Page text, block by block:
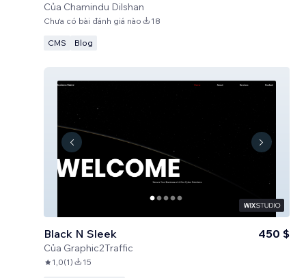
Của Chamindu Dilshan
Chưa có bài đánh giá nào 18
CMS Blog
Black N Sleek
Của Graphic2Traffic
450 $
1,0(1) 15